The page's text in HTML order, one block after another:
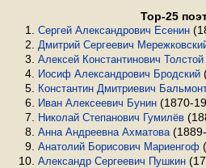
Top-25
Сергей Александрович Есенин
Дмитрий Сергеевич
Алексей Константинович Толстой
Иосиф Александрович Бродский
Константин Дмитриевич
Иван Алексеевич Бунин (1870-
Николай Степанович Гумилёв
Анна Андреевна Ахматова
Анатолий Борисович Мариенгоф
Александр Сергеевич Пушкин